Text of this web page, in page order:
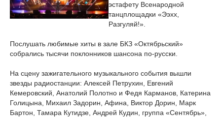
эстафету Всенародной
танцплощадки «Ээхх,
Разгуляй!».
Послушать любимые хиты в зале БКЗ «Октябрьский»
собрались тысячи поклонников шансона по-русски.
На сцену зажигательного музыкального события вышли
звезды радиостанции: Алексей Петрухин, Евгений
Кемеровский, Анатолий Полотно и Федя Карманов, Катерина
Голицына, Михаил Задорин, Афина, Виктор Дорин, Марк
Бартон, Тамара Кутидзе, Андрей Кудин, группа «Сентябрь»,